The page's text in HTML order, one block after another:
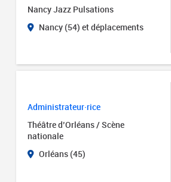
Nancy Jazz Pulsations
Nancy (54) et déplacements
Administrateur·rice
Théâtre d’Orléans / Scène
nationale
Orléans (45)